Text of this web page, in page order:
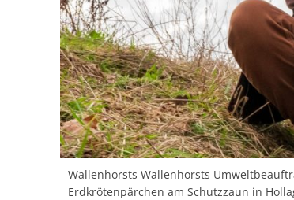
Wallenhorsts Wallenhorsts
Erdkrötenpärchen am Schutzzaun in